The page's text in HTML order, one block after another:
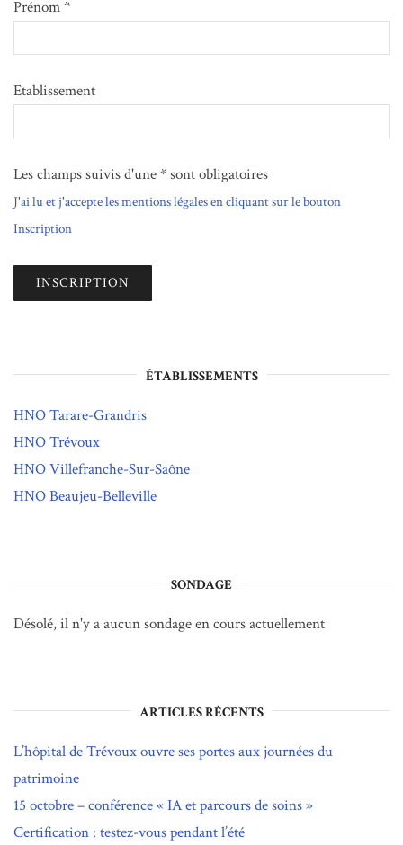
Prénom *
Etablissement
Les champs suivis d'une * sont obligatoires
J'ai lu et j'accepte les mentions légales en cliquant sur le bouton
Inscription
ÉTABLISSEMENTS
HNO Tarare-Grandris
HNO Trévoux
HNO Villefranche-Sur-Saône
HNO Beaujeu-Belleville
SONDAGE
Désolé, il n'y a aucun sondage en cours actuellement
ARTICLES RÉCENTS
L’hôpital de Trévoux ouvre ses portes aux journées du
patrimoine
15 octobre – conférence « IA et parcours de soins »
Certification : testez-vous pendant l’été